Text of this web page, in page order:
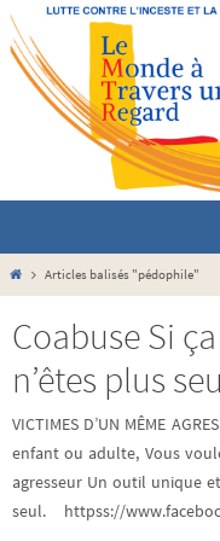
Passer
vers
contenu
HomeArticles balisés "pédophile"
Coabuse Si
n’êtes plus
VICTIMES D’UN MÊME
enfant ou adulte, Vous
agresseur Un outil unique
seul. httpss://